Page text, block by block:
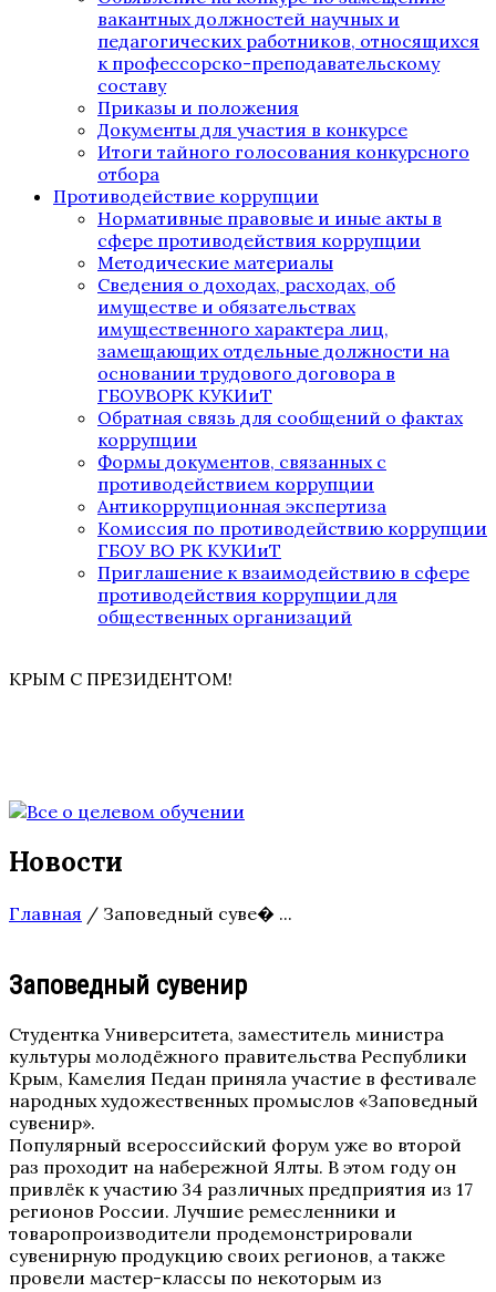
вакантных должностей научных и
педагогических работников, относящихся
к профессорско-преподавательскому
составу
Приказы и положения
Документы для участия в конкурсе
Итоги тайного голосования конкурсного
отбора
Противодействие коррупции
Нормативные правовые и иные акты в
сфере противодействия коррупции
Методические материалы
Сведения о доходах, расходах, об
имуществе и обязательствах
имущественного характера лиц,
замещающих отдельные должности на
основании трудового договора в
ГБОУВОРК КУКИиТ
Обратная связь для сообщений о фактах
коррупции
Формы документов, связанных с
противодействием коррупции
Антикоррупционная экспертиза
Комиссия по противодействию коррупции
ГБОУ ВО РК КУКИиТ
Приглашение к взаимодействию в сфере
противодействия коррупции для
общественных организаций
КРЫМ С ПРЕЗИДЕНТОМ!
Новости
Главная / Заповедный суве� ...
Заповедный сувенир
Студентка Университета, заместитель министра
культуры молодёжного правительства Республики
Крым, Камелия Педан приняла участие в фестивале
народных художественных промыслов «Заповедный
сувенир».
Популярный всероссийский форум уже во второй
раз проходит на набережной Ялты. В этом году он
привлёк к участию 34 различных предприятия из 17
регионов России. Лучшие ремесленники и
товаропроизводители продемонстрировали
сувенирную продукцию своих регионов, а также
провели мастер-классы по некоторым из